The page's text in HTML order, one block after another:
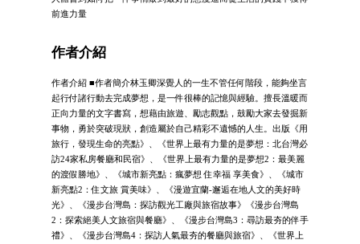
前進力量
作者介紹
作者介紹 ■作者簡介林玉卿深覺人的一生不管任何階段，能夠坐言
起行付諸行動去完成夢想，是一件很棒的記憶與經驗。擅長溫暖而
正向力量的文字書寫，想藉由旅遊、勵志觀點，鼓勵大家去發掘新
事物，勇於突破現狀，創造屬於自己精彩不遺憾的人生。出版《用
旅行，發現生命的亮點》、《世界上最有力量的是夢想：北台灣必
訪24家私房餐廳和民宿》、《世界上最有力量的是夢想2：最美麗
的渡假勝地》、《城市新亮點：瘋夢想 住幸福 享美食》、《城市
新亮點2：住文旅 賞美味》、《漫遊宜蘭-邂逅在地人文的美好時
光》、《漫步台灣島：探訪觀光工廠與旅宿故事》《漫步台灣島
2：探索絕美人文旅宿與餐廳》、《漫步台灣島3：尋訪最夯的伴手
禮》、《漫步台灣島4：探訪人氣最夯的餐廳與旅宿》、《世界上